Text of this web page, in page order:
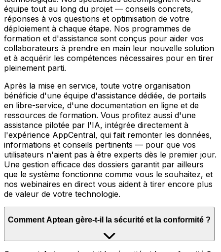
équipe tout au long du projet — conseils concrets,
réponses à vos questions et optimisation de votre
déploiement à chaque étape. Nos programmes de
formation et d'assistance sont conçus pour aider vos
collaborateurs à prendre en main leur nouvelle solution
et à acquérir les compétences nécessaires pour en tirer
pleinement parti.
Après la mise en service, toute votre organisation
bénéficie d'une équipe d'assistance dédiée, de portails
en libre-service, d'une documentation en ligne et de
ressources de formation. Vous profitez aussi d'une
assistance pilotée par l'IA, intégrée directement à
l'expérience AppCentral, qui fait remonter les données,
informations et conseils pertinents — pour que vos
utilisateurs n'aient pas à être experts dès le premier jour.
Une gestion efficace des dossiers garantit par ailleurs
que le système fonctionne comme vous le souhaitez, et
nos webinaires en direct vous aident à tirer encore plus
de valeur de votre technologie.
Comment Aptean gère-t-il la sécurité et la conformité ?